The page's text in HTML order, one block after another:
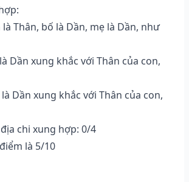
Thân, bố là Dần, mẹ là Dần, như
Dần xung khắc với Thân của con,
Dần xung khắc với Thân của con,
chi xung hợp: 0/4
là 5/10